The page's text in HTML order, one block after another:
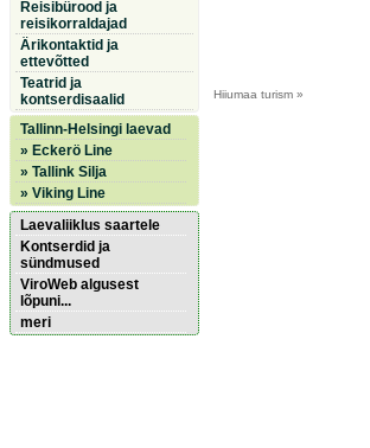
Reisibürood ja
reisikorraldajad
Ärikontaktid ja
ettevõtted
Teatrid ja
kontserdisaalid
Tallinn-Helsingi laevad
» Eckerö Line
» Tallink Silja
» Viking Line
Laevaliiklus saartele
Kontserdid ja
sündmused
ViroWeb algusest
lõpuni...
meri
Hiiumaa turism »